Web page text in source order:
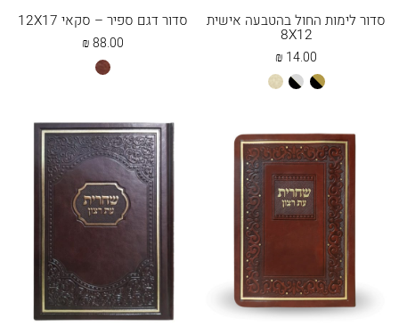
סדור לימות החול בהטבעה אישית
8X12
14.00
₪
שחורשחור שמנת
סדור דגם ספיר – סקאי 12X17
88.00
₪
חום